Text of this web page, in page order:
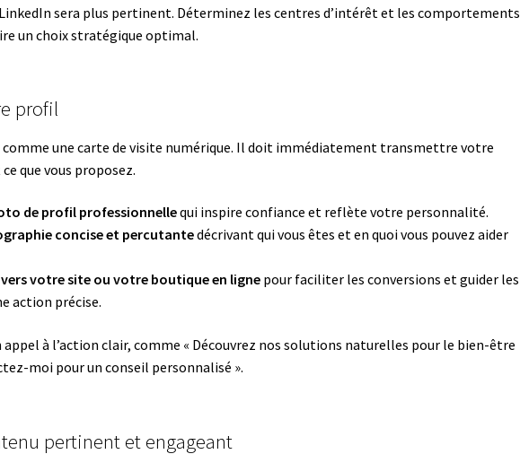
sera plus pertinent. Déterminez les centres d’intérêt et les comportements
un choix stratégique optimal.
profil
une carte de visite numérique. Il doit immédiatement transmettre votre
que vous proposez.
de profil professionnellequi inspire confiance et reflète votre personnalité.
concise et percutantedécrivant qui vous êtes et en quoi vous pouvez aider
votre site ou votre boutique en ligne pour faciliter les conversions et guider les
action précise.
appel à l’action clair, comme « Découvrez nos solutions naturelles pour le bien-être
moi pour un conseil personnalisé ».
pertinent et engageant